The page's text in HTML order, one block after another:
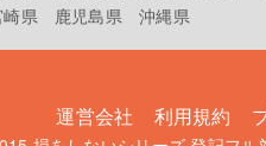
県 鹿児島県 沖縄県
運営会社 利用規約